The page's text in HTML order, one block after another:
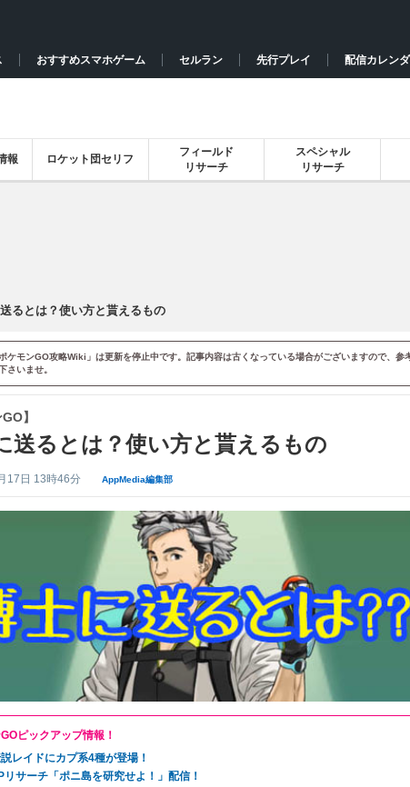
おすすめスマホゲーム セルラン 先行プレイ 配信カレン
報 ロケット団セリフ
フィールド
リサーチ
スペシャル
リサーチ
るとは？使い方と貰えるもの
ケモンGO攻略Wiki」は更新を停止中です。記事内容は古くなっている場合がございますので、参
さいませ。
】
送るとは？使い方と貰えるもの
17日 13時46分 AppMedia編集部
ピックアップ情報！
レイドにカプ系4種が登場！
リサーチ「ポニ島を研究せよ！」配信！